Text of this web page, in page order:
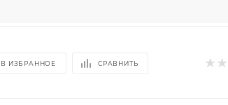
В ИЗБРАННОЕ СРАВНИТЬ